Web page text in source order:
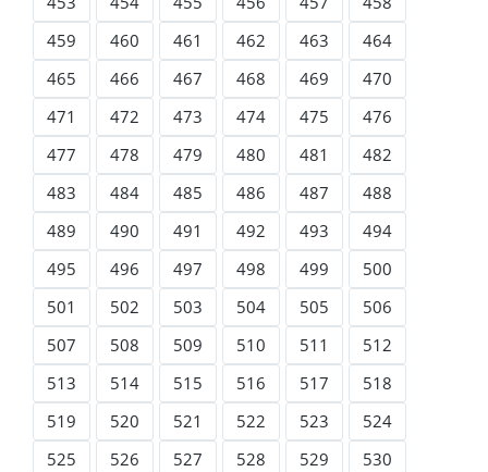
459
460 461 462 463
464
465
466 467 468 469
470
471
472 473 474 475
476
477
478 479 480 481
482
483
484 485 486 487
488
489
490 491 492 493
494
495
496 497 498 499
500
501
502 503 504 505
506
507
508 509 510 511
512
513
514 515 516 517
518
519
520 521 522 523
524
525
526 527 528 529
530